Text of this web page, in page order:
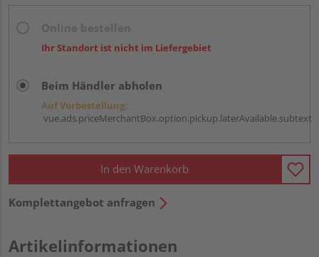
Ihr Standort ist nicht im Liefergebiet
Beim Händler abholen
Auf Vorbestellung:
vue.ads.priceMerchantBox.option.pickup.laterAvailable.subtext
In den Warenkorb
Komplettangebot anfragen
Artikelinformationen